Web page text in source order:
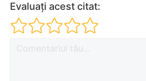
Evaluați acest citat: